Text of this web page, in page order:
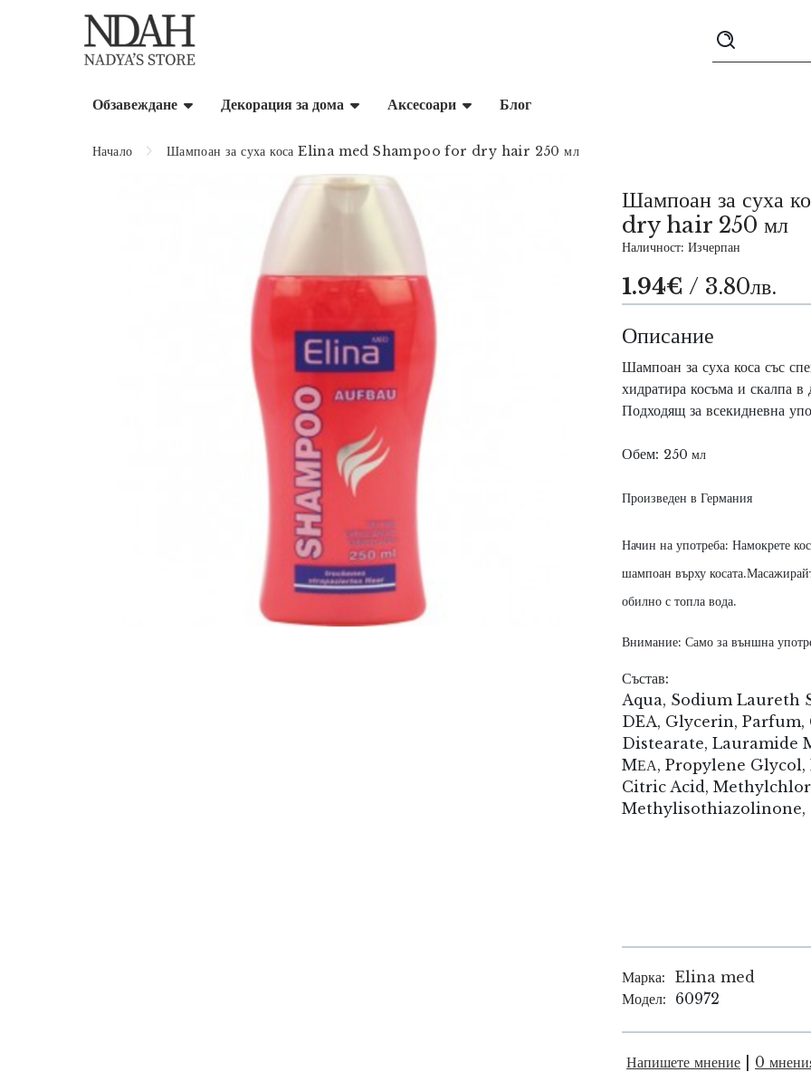
Обзавеждане Декорация за дома Аксесоари Блог
Начало Шампоан за суха коса Elina med Shampoo for dry hair 250 мл
Шампоан за
dry hair 250 мл
Наличност: Изчерпан
1.94€ / 3.80лв.
Описание
Шампоан за суха коса със
хидратира косъма и скалпа
Подходящ за всекидневна
Обем: 250 мл
Произведен в Германия
Начин на употреба: Намокрете
шампоан върху
обилно с топла вода.
Внимание: Само за външна
Състав:
Aqua, Sodium Laureth
DEA, Glycerin,
Distearate, Lauramide
MЕА, Propylene
Citric Acid,
Methylisothiazolinone,
Марка: Elina med
Модел: 60972
Напишете мнение 0